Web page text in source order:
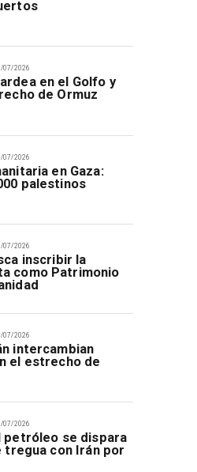
07/2026
en el Golfo y
de Ormuz
07/2026
en Gaza:
palestinos
07/2026
inscribir la
como Patrimonio
07/2026
intercambian
el estrecho de
07/2026
petróleo se dispara
tregua con Irán por